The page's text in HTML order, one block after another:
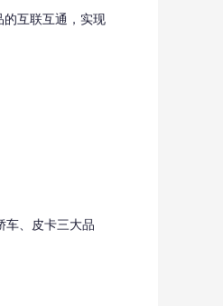
的互联互通，实现
、皮卡三大品